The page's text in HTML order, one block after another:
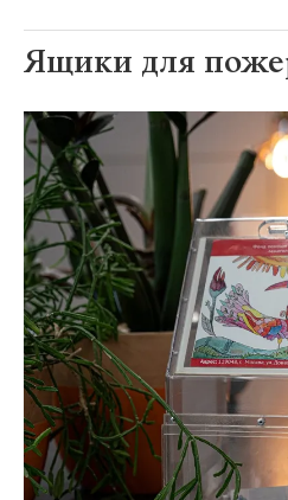
Ящики для